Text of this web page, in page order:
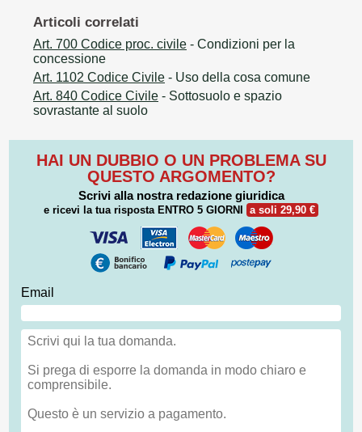
Articoli correlati
Art. 700 Codice proc. civile - Condizioni per la
concessione
Art. 1102 Codice Civile - Uso della cosa comune
Art. 840 Codice Civile - Sottosuolo e spazio
sovrastante al suolo
HAI UN DUBBIO O UN PROBLEMA SU
QUESTO ARGOMENTO?
Scrivi alla nostra redazione giuridica
e ricevi la tua risposta ENTRO 5 GIORNI a soli 29,90 €
Email